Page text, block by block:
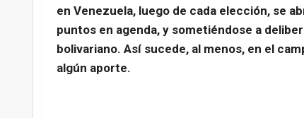
en Venezuela, luego de cada elección, se
puntos en agenda, y sometiéndose a
bolivariano. Así sucede, al menos, en el
algún aporte.